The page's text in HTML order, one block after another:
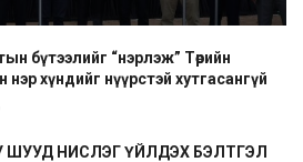
бүтээлийг “нэрлэж” Төрийн
хүндийг нүүрстэй хутгасангүй
ШУУД НИСЛЭГ ҮЙЛДЭХ БЭЛТГЭЛ